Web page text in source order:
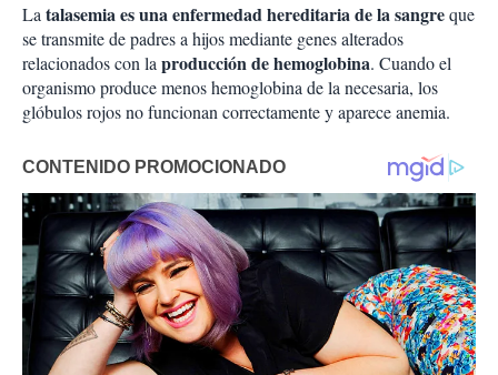
Latalasemia es una enfermedad hereditaria de la sangreque
se transmite de padres a hijos mediante genes alterados
relacionados con laproducción de hemoglobina. Cuando el
organismo produce menos hemoglobina de la necesaria, los
glóbulos rojos no funcionan correctamente y aparece anemia.